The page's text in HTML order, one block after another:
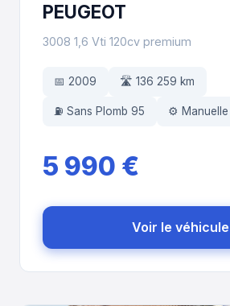
PEUGEOT
3008 1,6 Vti 120cv premium
📅 2009 🛣️ 136 259 km
⛽ Sans Plomb 95 ⚙️ Manuelle
5 990 €
Voir le véhicule